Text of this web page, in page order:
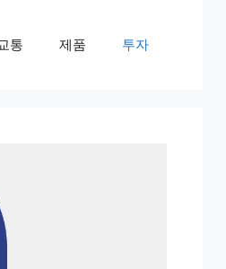
통 제품 투자